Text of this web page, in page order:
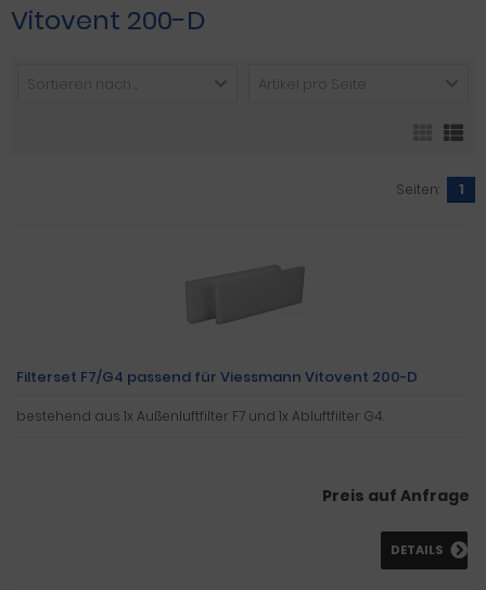
Vitovent 200-D
Sortieren nach ... Artikel pro Seite
Seiten: 1
Filterset F7/G4 passend für Viessmann Vitovent 200-D
bestehend aus 1x Außenluftfilter F7 und 1x Abluftfilter G4.
Preis auf Anfrage
DETAILS